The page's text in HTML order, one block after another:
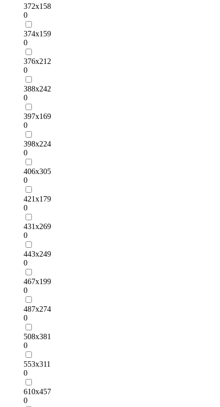
372х158
0
374х159
0
376х212
0
388х242
0
397х169
0
398х224
0
406х305
0
421х179
0
431х269
0
443х249
0
467х199
0
487х274
0
508х381
0
553х311
0
610х457
0